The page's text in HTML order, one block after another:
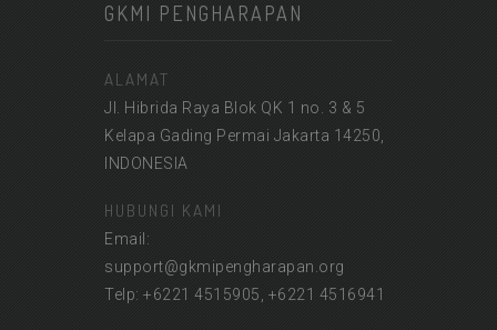
GKMI PENGHARAPAN
ALAMAT
Jl. Hibrida Raya Blok QK 1 no. 3 & 5
Kelapa Gading Permai Jakarta 14250,
INDONESIA
HUBUNGI KAMI
Email:
support@gkmipengharapan.org
Telp: +6221 4515905, +6221 4516941